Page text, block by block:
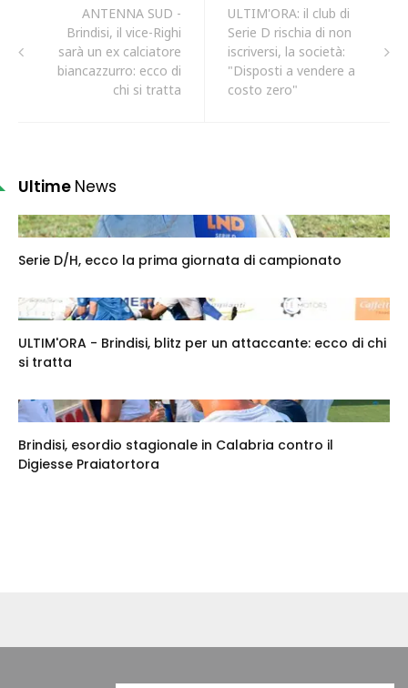
ANTENNA SUD -
Brindisi, il vice-Righi
sarà un ex calciatore
biancazzurro: ecco di
chi si tratta
ULTIM'ORA: il club di
Serie D rischia di non
iscriversi, la società:
"Disposti a vendere a
costo zero"
Ultime News
Serie D/H, ecco la prima giornata di campionato
ULTIM'ORA - Brindisi, blitz per un attaccante: ecco di chi
si tratta
Brindisi, esordio stagionale in Calabria contro il
Digiesse Praiatortora